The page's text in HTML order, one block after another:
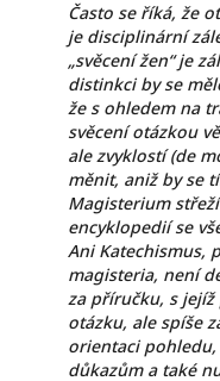
Často se říká, že
je disciplinární
„svěcení žen“ je
distinkci by se
že s ohledem na
svěcení otázkou
ale zvyklostí (de
měnit, aniž by se
Magisterium
encyklopedií se
Ani Katechismus,
magisteria, není
za příručku, s
otázku, ale spíše
orientaci
důkazům a také